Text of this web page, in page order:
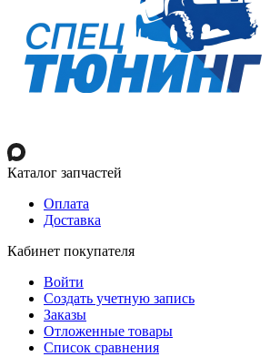
Каталог запчастей
Оплата
Доставка
Кабинет покупателя
Войти
Создать учетную запись
Заказы
Отложенные товары
Список сравнения